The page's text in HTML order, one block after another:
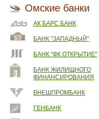
Омские банки
АК БАРС БАНК
БАНК "ЗАПАДНЫЙ"
БАНК "ФК ОТКРЫТИЕ"
БАНК ЖИЛИЩНОГО
ФИНАНСИРОВАНИЯ
ВНЕШПРОМБАНК
ГЕНБАНК